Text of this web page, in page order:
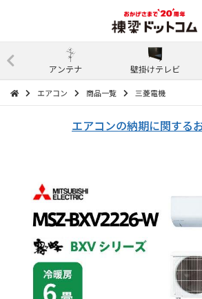
アンテナ 壁掛けテレビ
エアコン 商品一覧 三菱電機
エアコンの納期に関する